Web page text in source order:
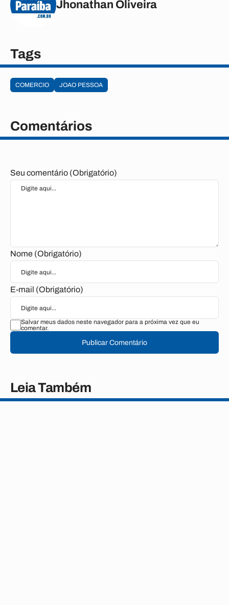
Jhonathan Oliveira
Tags
COMERCIO JOAO PESSOA
Comentários
Seu comentário (Obrigatório)
Nome (Obrigatório)
E-mail (Obrigatório)
Salvar meus dados neste navegador para a próxima vez que eu
comentar.
Publicar Comentário
Leia Também